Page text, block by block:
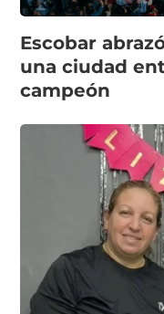
Escobar
una ciudad
campeón